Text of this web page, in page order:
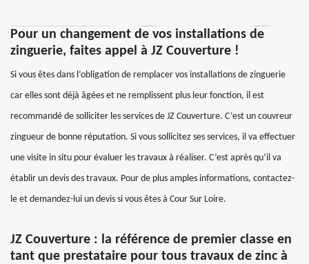
Pour un changement de vos installations de
zinguerie, faites appel à JZ Couverture !
Si vous êtes dans l’obligation de remplacer vos installations de zinguerie
car elles sont déjà âgées et ne remplissent plus leur fonction, il est
recommandé de solliciter les services de JZ Couverture. C’est un couvreur
zingueur de bonne réputation. Si vous sollicitez ses services, il va effectuer
une visite in situ pour évaluer les travaux à réaliser. C’est après qu’il va
établir un devis des travaux. Pour de plus amples informations, contactez-
le et demandez-lui un devis si vous êtes à Cour Sur Loire.
JZ Couverture : la référence de premier classe en
tant que prestataire pour tous travaux de zinc à